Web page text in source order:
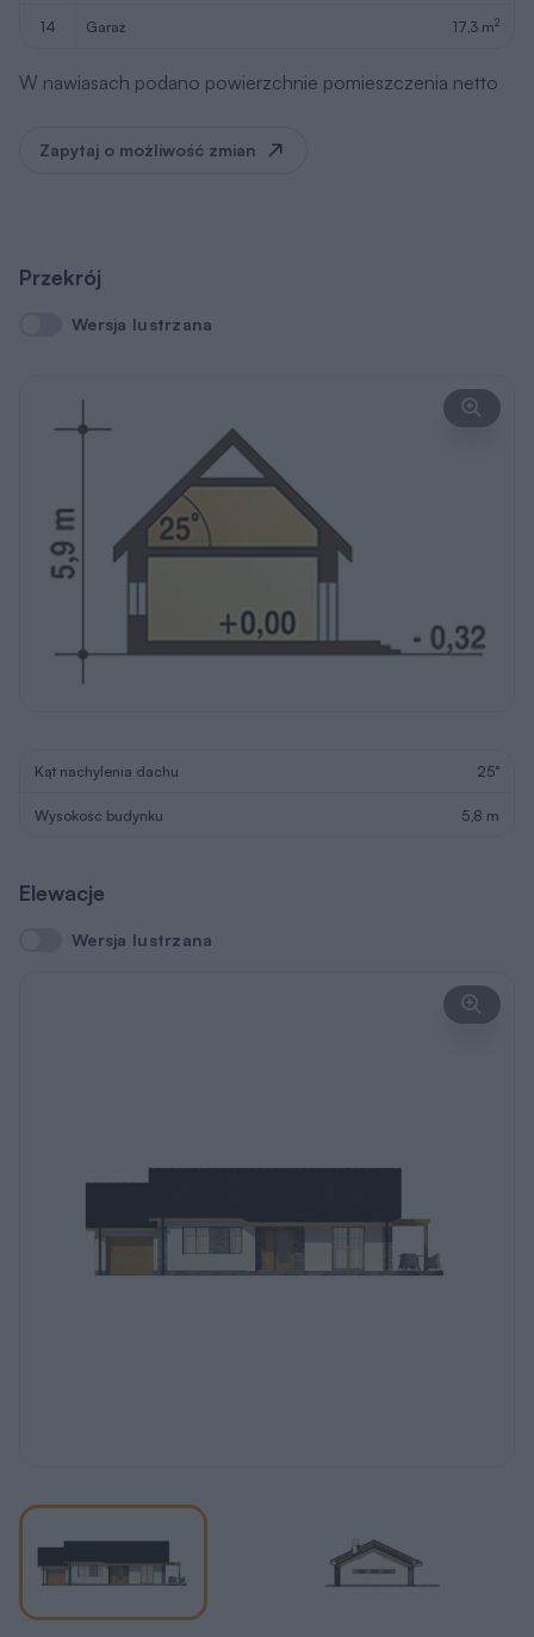
14 garaż 17,3 m2
W nawiasach podano powierzchnie pomieszczenia netto
Zapytaj o możliwość zmian
Przekrój
Wersja lustrzana
Wersja lustrzana
Kąt nachylenia dachu 25°
Wysokość budynku 5,8 m
Elewacje
Wersja lustrzana
Wersja lustrzana